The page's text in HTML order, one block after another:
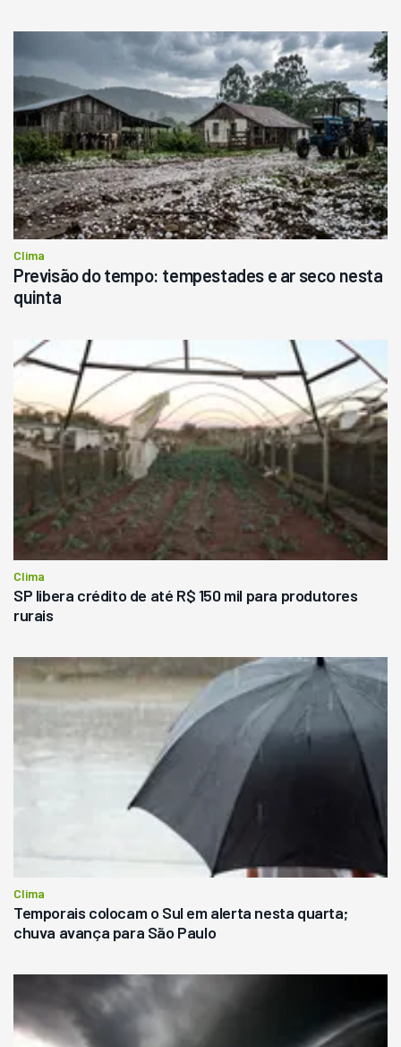
Clima
Previsão do tempo: tempestades e ar seco nesta
quinta
Clima
SP libera crédito de até R$ 150 mil para produtores
rurais
Clima
Temporais colocam o Sul em alerta nesta quarta;
chuva avança para São Paulo